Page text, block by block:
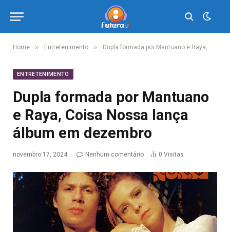
Home » Entretenimento » Dupla formada por Mantuano e Raya, Coisa Nossa lança álbum em dezembro
ENTRETENIMENTO
Dupla formada por Mantuano
e Raya, Coisa Nossa lança
álbum em dezembro
novembro 17, 2024 Nenhum comentário 0 Visitas